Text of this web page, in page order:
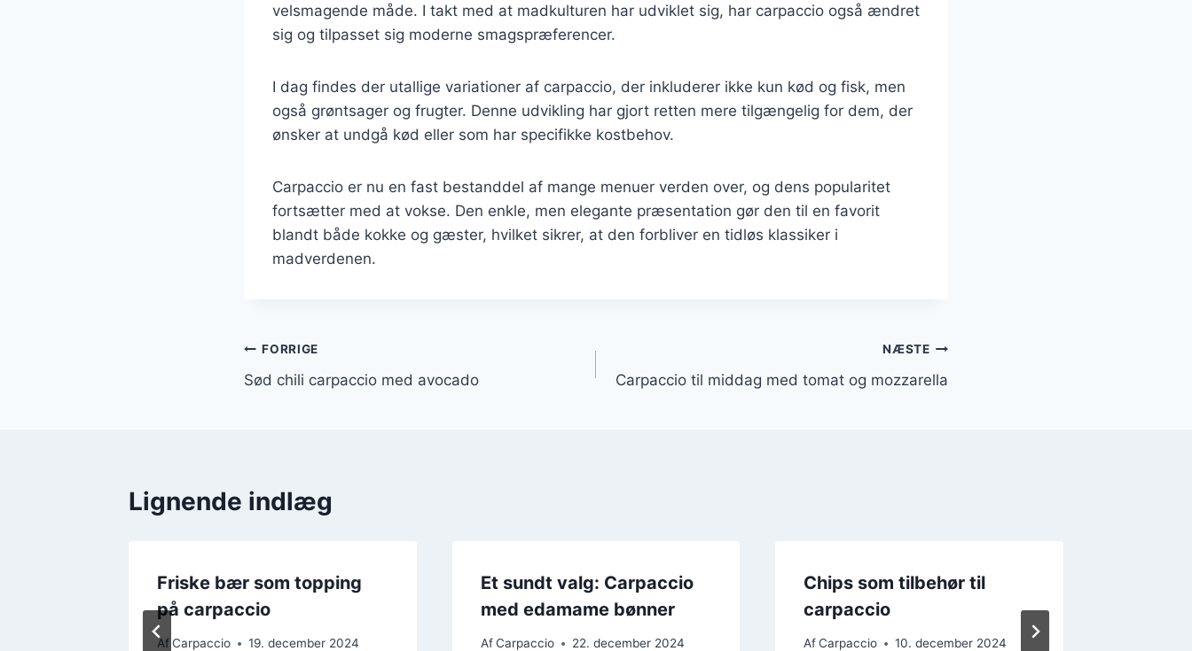
velsmagende måde. I takt med at madkulturen har udviklet sig, har carpaccio også ændret
sig og tilpasset sig moderne smagspræferencer.
I dag findes der utallige variationer af carpaccio, der inkluderer ikke kun kød og fisk, men
også grøntsager og frugter. Denne udvikling har gjort retten mere tilgængelig for dem, der
ønsker at undgå kød eller som har specifikke kostbehov.
Carpaccio er nu en fast bestanddel af mange menuer verden over, og dens popularitet
fortsætter med at vokse. Den enkle, men elegante præsentation gør den til en favorit
blandt både kokke og gæster, hvilket sikrer, at den forbliver en tidløs klassiker i
madverdenen.
Indlægsnavigation
FORRIGE
Sød chili carpaccio med avocado
NÆSTE
Carpaccio til middag med tomat og mozzarella
Lignende indlæg
Friske bær som topping
på carpaccio
AfCarpaccio 19. december 2024
Et sundt valg: Carpaccio
med edamame bønner
Af Carpaccio 22. december 2024
Chips som tilbehør til
carpaccio
Af Carpaccio 10. december 2024